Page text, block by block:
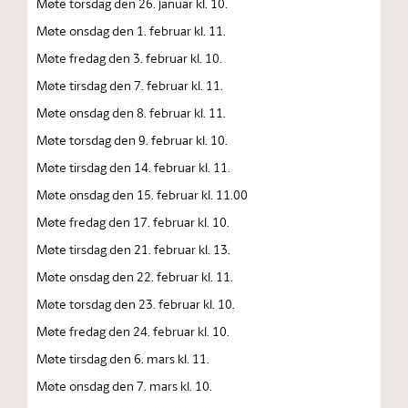
Møte onsdag den 1. februar kl. 11.
Møte fredag den 3. februar kl. 10.
Møte tirsdag den 7. februar kl. 11.
Møte onsdag den 8. februar kl. 11.
Møte torsdag den 9. februar kl. 10.
Møte tirsdag den 14. februar kl. 11.
Møte onsdag den 15. februar kl. 11.00
Møte fredag den 17. februar kl. 10.
Møte tirsdag den 21. februar kl. 13.
Møte onsdag den 22. februar kl. 11.
Møte torsdag den 23. februar kl. 10.
Møte fredag den 24. februar kl. 10.
Møte tirsdag den 6. mars kl. 11.
Møte onsdag den 7. mars kl. 10.